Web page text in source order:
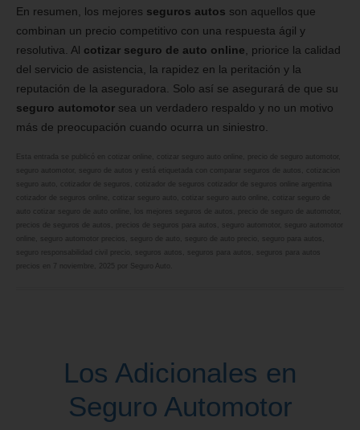
En resumen, los mejores seguros autos son aquellos que
combinan un precio competitivo con una respuesta ágil y
resolutiva. Al cotizar seguro de auto online , priorice la calidad
del servicio de asistencia, la rapidez en la peritación y la
reputación de la aseguradora. Solo así se asegurará de que su
seguro automotor sea un verdadero respaldo y no un motivo
más de preocupación cuando ocurra un siniestro.
cotizar online cotizar seguro auto online
cotizacion
cotizador de seguros
cotizador de seguros cotizador de seguros online argentina
cotizador de seguros online
cotizar seguro auto cotizar seguro auto online
cotizar seguro de
auto cotizar seguro de auto online
Seguro Auto
Los Adicionales en
Seguro Automotor